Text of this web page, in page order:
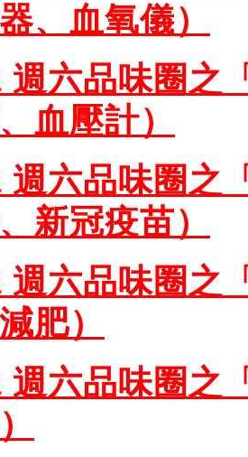
、血氧儀）
六品味圈之
血壓計）
六品味圈之
新冠疫苗）
六品味圈之
肥）
六品味圈之